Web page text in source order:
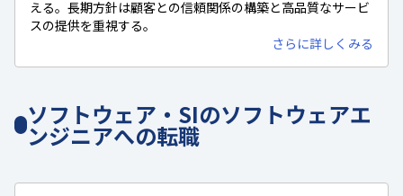
える。長期方針は顧客との信頼関係の構築と高品質なサービ
スの提供を重視する。
さらに詳しくみる
ソフトウェア・SIのソフトウェアエ
ンジニアへの転職